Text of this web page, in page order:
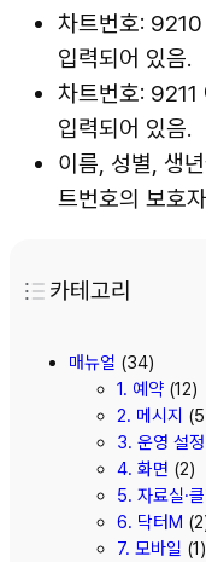
차트번호:
입력되어 있음.
차트번호: 9211
입력되어 있음.
이름, 성별, 생
트번호의 보호
카테고리
매뉴얼 (34)
1. 예약(12)
2. 메시지
3. 운영 설정
4. 화면 (2)
5. 자료실·
6. 닥터M
7. 모바일 (1)